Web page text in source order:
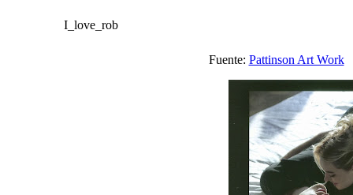
I_love_rob
Fuente: Pattinson Art Work